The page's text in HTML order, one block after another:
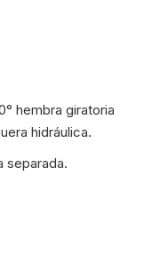
hembra giratoria
hidráulica.
separada.